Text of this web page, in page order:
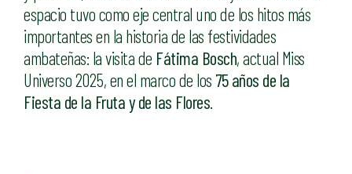
espacio tuvo como eje central uno de los hitos más
importantes en la historia de las festividades
ambateñas: la visita de Fátima Bosch, actual Miss
Universo 2025, en el marco de los 75 años de la
Fiesta de la Fruta y de las Flores